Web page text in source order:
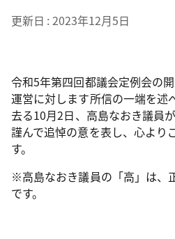
更新日 2023年12月5日
令和5年第四回都議会定例会の
運営に対します所信の一端を述
去る10月2日、高島なおき議員
謹んで追悼の意を表し、心より
す。
※高島なおき議員の「高」は、
です。